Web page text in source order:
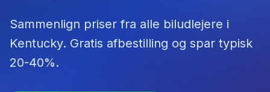
Sammenlign priser fra alle biludlejere i
Kentucky. Gratis afbestilling og spar typisk
20-40%.